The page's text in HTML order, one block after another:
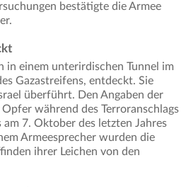
bestätigte die Armee
in einem unterirdischen Tunnel im
Gazastreifens, entdeckt. Sie
überführt. Den Angaben der
während des Terroranschlags
7. Oktober des letzten Jahres
Armeesprecher wurden die
ihrer Leichen von den